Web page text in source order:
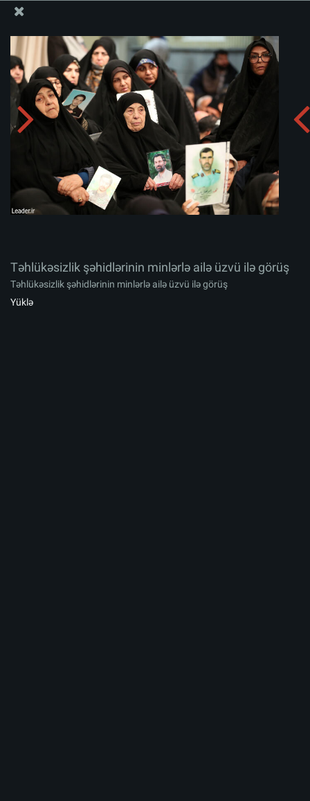
Təhlükəsizlik şəhidlərinin minlərlə ailə üzvü ilə görüş
Albomu yüklə: zip
Təhlükəsizlik şəhidlərinin minlərlə ailə üzvü ilə görüş
Təhlükəsizlik şəhidlərinin minlərlə ailə üzvü ilə görüş
Yüklə